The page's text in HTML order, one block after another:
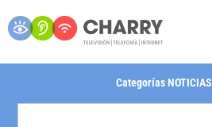
Categorías NOTICIAS